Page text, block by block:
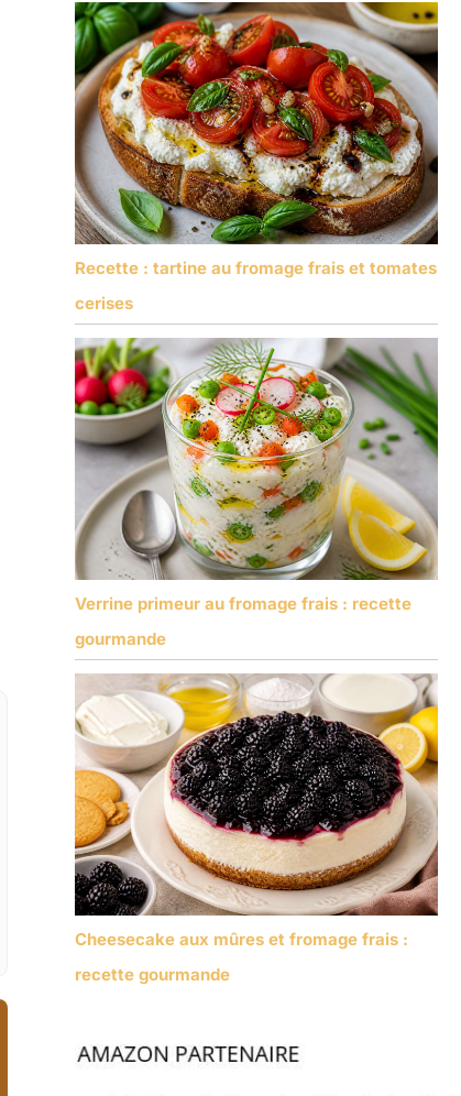
Recette : tartine au fromage frais et tomates
cerises
Verrine primeur au fromage frais : recette
gourmande
Cheesecake aux mûres et fromage frais :
recette gourmande